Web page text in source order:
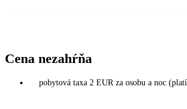
Cena nezahŕňa
pobytová taxa 2 EUR za osobu a noc